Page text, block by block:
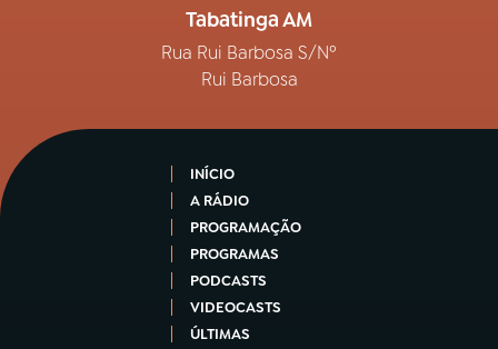
Tabatinga AM
Rua Rui Barbosa S/Nº
Rui Barbosa
INÍCIO
A RÁDIO
PROGRAMAÇÃO
PROGRAMAS
PODCASTS
VIDEOCASTS
ÚLTIMAS